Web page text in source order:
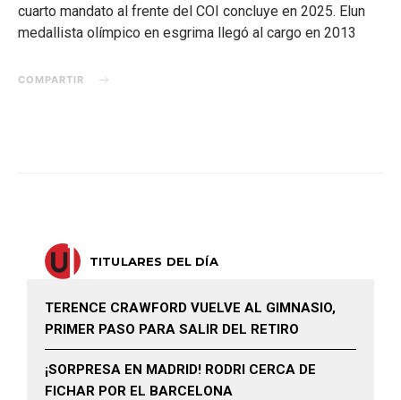
cuarto mandato al frente del COI concluye en 2025. Elun
medallista olímpico en esgrima llegó al cargo en 2013
COMPARTIR
TITULARES DEL DÍA
TERENCE CRAWFORD VUELVE AL GIMNASIO,
PRIMER PASO PARA SALIR DEL RETIRO
¡SORPRESA EN MADRID! RODRI CERCA DE
FICHAR POR EL BARCELONA